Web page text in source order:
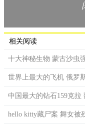
相关阅读
十大神秘生物 蒙古沙虫
世界上最大的飞机 俄罗
中国最大的钻石159克
hello kitty藏尸案 舞女被